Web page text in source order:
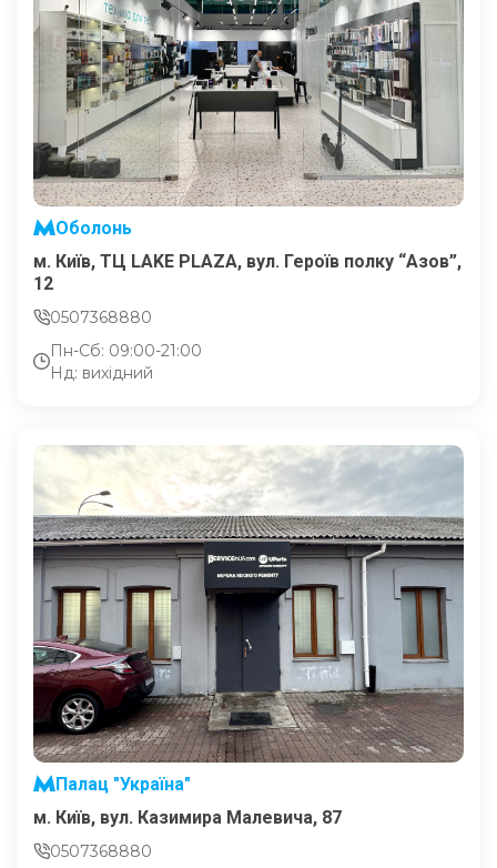
Оболонь
м. Київ, ТЦ LAKE PLAZA, вул. Героїв полку “Азов”,
12
0507368880
Пн-Сб: 09:00-21:00
Нд: вихідний
Палац "Україна"
м. Київ, вул. Казимира Малевича, 87
0507368880